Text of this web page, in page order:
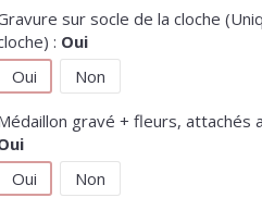
sur socle de la cloche
cloche) : Oui
Oui
Non
gravé + fleurs, attachés
Oui
Non